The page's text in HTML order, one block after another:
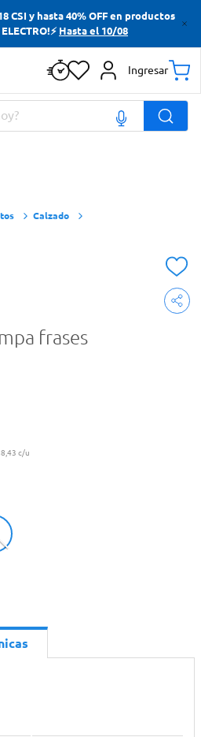
CSI y hasta 40% OFF en productos
Hasta el 10/08
Ingresar
Calzado
frases
c/u